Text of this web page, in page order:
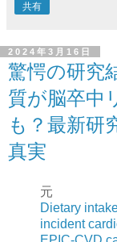
共有
2024年3月16日
驚愕の研究
質が脳卒中
も？最新研
真実
元
Dietary
incident